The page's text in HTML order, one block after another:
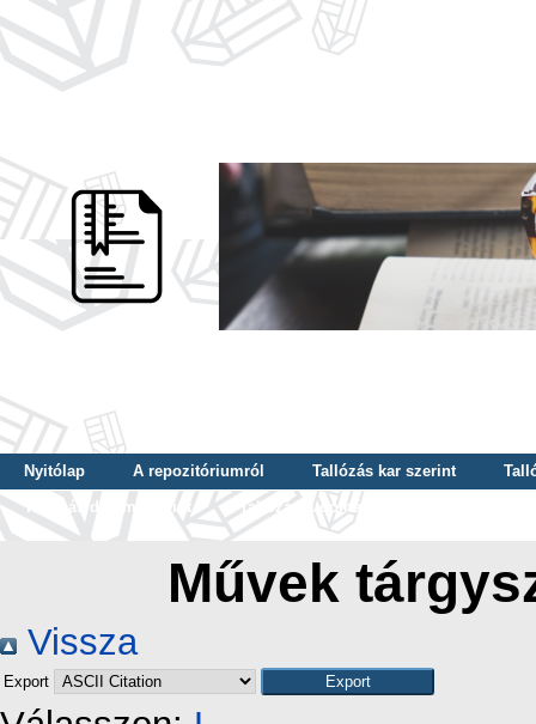
Nyitólap A repozitóriumról Tallózás kar szerint
Tallózás dátum szerint
Tallózás tudományterület szerint
Művek
Vissza
Export